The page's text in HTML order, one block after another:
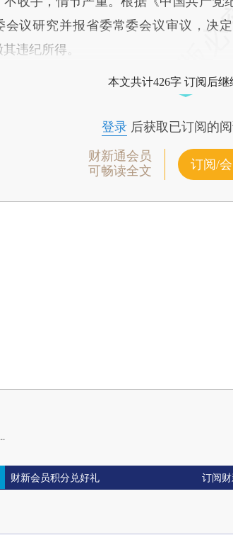
会议研究并报省委常委会议审议，决
违纪所得。
本文共计426字 订阅后继
登录后获取已订阅的
财新通会员
可畅读全文
订阅/
财新会员积分兑好礼 订阅